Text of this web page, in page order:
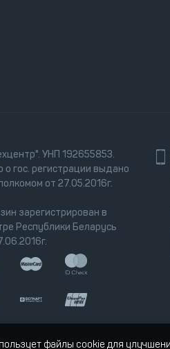
УНП 192655853.
о гос. регистрации выдано
от 27.05.2016г.
зарегистрирован в
Республики Беларусь
файлы cookie для